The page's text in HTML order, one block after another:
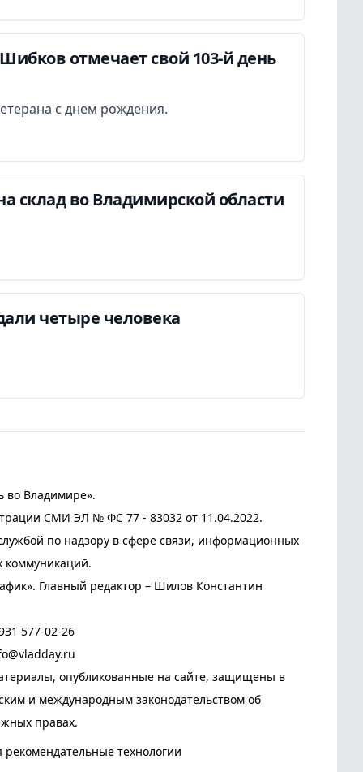
отмечает свой 103-й день
с днем рождения.
склад во Владимирской области
четыре человека
во Владимире».
СМИ ЭЛ № ФС 77 - 83032 от 11.04.2022.
по надзору в сфере связи, информационных
коммуникаций.
Главный редактор – Шилов Константин
577-02-26
опубликованные на сайте, защищены в
и международным законодательством об
правах.
рекомендательные технологии